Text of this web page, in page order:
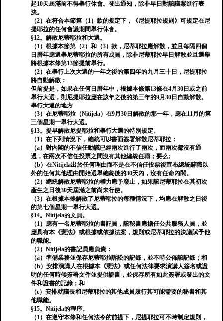
起10天屆滿前不得舉行休會。發出通知，除非早日對該議案進行表
決。
（2）在符合本節第（1）款的規定下，《尼提耶拉規則》可規定在尼
提耶拉的任何會議期間舉行休會。
§12。解散尼蒂耶拉和大選。
（1）根據本節第（2）和（3）款，尼蒂耶拉應解散，並且每隔四個
日曆年應選舉尼蒂耶拉的所有成員，除非尼蒂耶拉早日解散並且選舉
將根據本條第13節提前舉行。
（2）在舉行上次大選的一年之後的第四年的九月三十日，尼提耶拉
將自動解散：
但前提是，如果在任何日曆年中，根據本條第13條在4月30日或之前
舉行大選，則尼提耶拉應在該年之後的第三年的9月30日自動解散。
舉行大選的地方
（3）在尼蒂耶拉（Nitijela）在9月30日解散的那一年，應在11月的第
三個星期一舉行大選。
§13。提早解散尼提耶拉和舉行大選的特別規定。
（1）在下列情況下，總統可以書面簽署解散尼蒂耶拉：
（a）對內閣的不信任動議已經兩次進行了兩次，而兩次都沒有通
過，在兩次不信任投票之間沒有其他總統任職；要么;
（b）在Nitijela出於任何理由而不是在不信任投票後宣布總統辭職以
外的任何其他理由開始選舉總統後的30天內，沒有任命內閣。
（2）總統解散尼蒂耶拉的權力應予廢止，如果該尼蒂耶拉在其初次
產生之日後30天屆滿之前尚未行使。
（3）在根據本條解散了尼蒂耶拉的每種情況下，均應在解散之日後
的第七個星期一舉行大選。
§14。Nitijela的文員。
（1）應有一名尼蒂耶拉的書記員，該秘書應擔任公共服務人員，並
應具有本《憲法》或根據或依據法案，規則或尼蒂耶拉的決議賦予他
的職能。
（2）Nitijela的書記員應負責：
（a）準備業務並保存尼蒂耶拉訴訟的記錄，並不時公佈該記錄；和
（b）安排演講人在根據本《憲法》或任何法律要求演講人簽名或證
明的任何時候簽署文件並提供證書，並保存所有如此簽署或發出的文
件和證書的記錄；和
（c）安排就議長和尼蒂耶拉的其他成員履行其可能需要的秘書和其
他職能。
§15。Nitijela的程序。
（1）在遵守本條和任何法令的前提下，尼提耶拉可不時制定規則，